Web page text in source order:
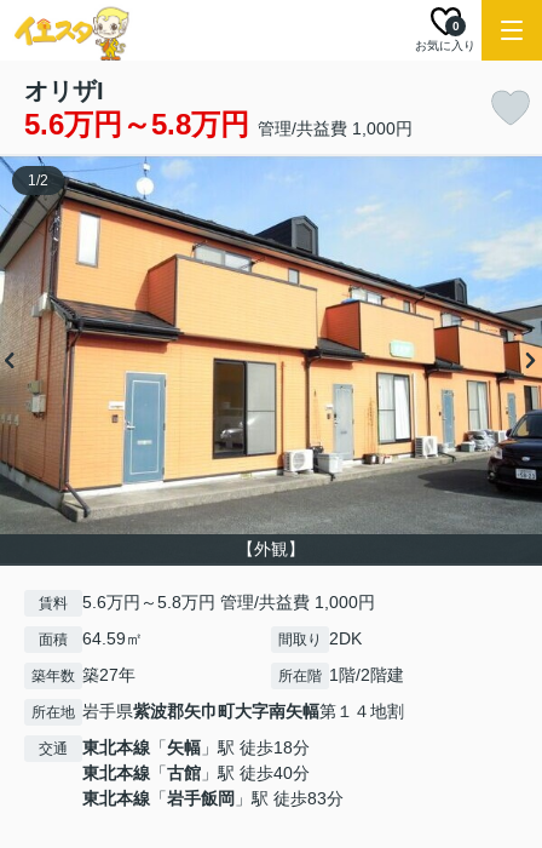
お気に入り
0
オリザI
5.6万円～5.8万円 管理/共益費 1,000円
【外観】
1/2
賃料 5.6万円～5.8万円 管理/共益費 1,000円
面積 64.59㎡ 間取り 2DK
築年数 築27年 所在階 1階/2階建
所在地 岩手県紫波郡矢巾町大字南矢幅第１４地割
交通 東北本線 「矢幅 」駅 徒歩18分
東北本線 「古館 」駅 徒歩40分
東北本線 「岩手飯岡 」駅 徒歩83分